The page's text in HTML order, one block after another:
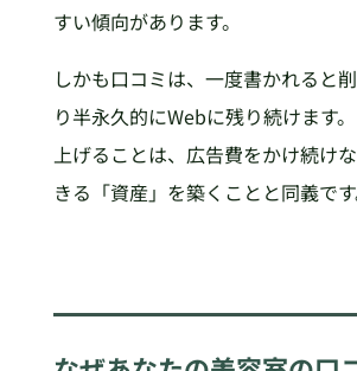
すい傾向があります。
しかも口コミは、一度書かれると
り半永久的にWebに残り続けます
上げることは、広告費をかけ続け
きる「資産」を築くことと同義です